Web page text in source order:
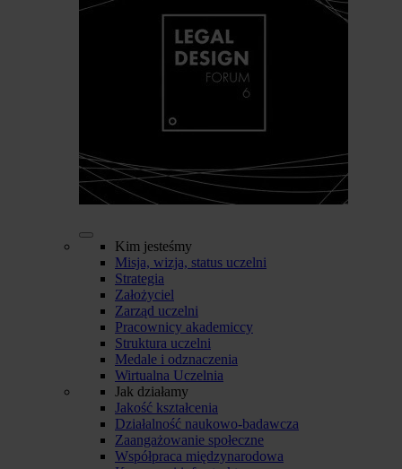
Kim jesteśmy
Misja, wizja, status uczelni
Strategia
Założyciel
Zarząd uczelni
Pracownicy akademiccy
Struktura uczelni
Medale i odznaczenia
Wirtualna Uczelnia
Jak działamy
Jakość kształcenia
Działalność naukowo-badawcza
Zaangażowanie społeczne
Współpraca międzynarodowa